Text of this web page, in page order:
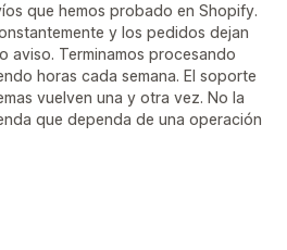
que hemos probado en Shopify.
y los pedidos dejan
aviso. Terminamos procesando
horas cada semana. El soporte
vuelven una y otra vez. No la
que dependa de una operación